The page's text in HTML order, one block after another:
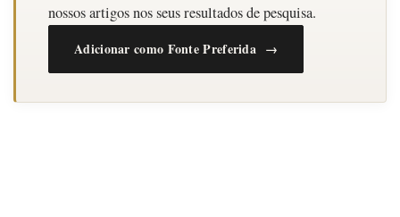
nossos artigos nos seus resultados de pesquisa.
Adicionar como Fonte Preferida →